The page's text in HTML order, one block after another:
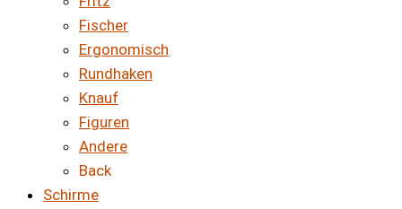
Fischer
Ergonomisch
Rundhaken
Knauf
Figuren
Andere
Back
Schirme